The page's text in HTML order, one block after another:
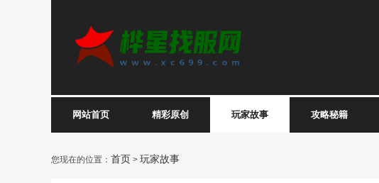
网站首页 精彩原创 玩家故事 攻略秘籍
您现在的位置： 首页 > 玩家故事